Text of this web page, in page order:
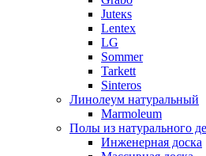
Juteкs
Lentex
LG
Sommer
Tarkett
Sinteros
Линолеум натуральный
Marmoleum
Полы из натурального
Инженерная доска